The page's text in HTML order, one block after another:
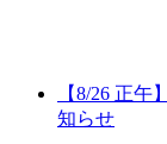
【8/26 正午
知らせ